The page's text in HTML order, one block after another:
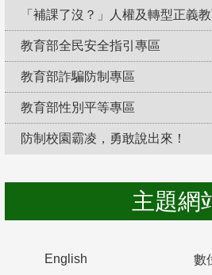
「補課了沒？」人權及轉型正義
教育部全民安全指引專區
教育部詐騙防制專區
教育部性別平等專區
防制校園霸凌，勇敢說出來！
主題網
English 數